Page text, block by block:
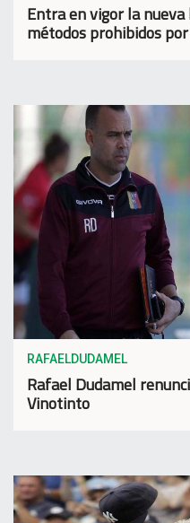
Entra en vigor la
métodos prohibidos
RAFAELDUDAMEL
Rafael Dudamel
Vinotinto